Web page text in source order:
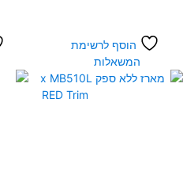
הוסף לרשימת
המשאלות